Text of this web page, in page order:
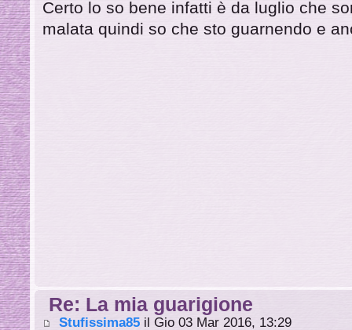
Certo lo so bene infatti è da luglio che
malata quindi so che sto guarnendo e
Re: La mia guarigione
Stufissima85 il Gio 03 Mar 2016, 13:29